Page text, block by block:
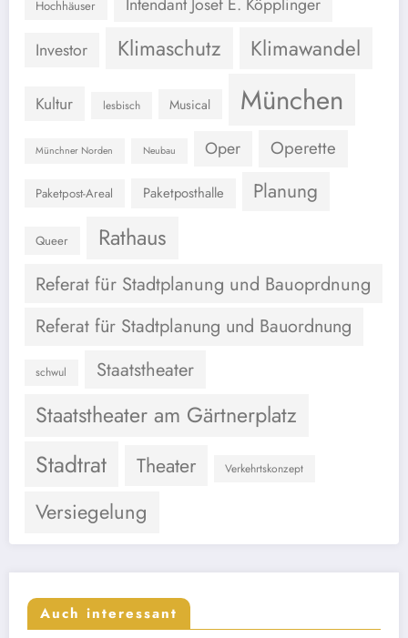
Hochhäuser
Investor
Klimaschutz Klimawandel
Kultur lesbisch Musical München
Münchner Norden Neubau Oper Operette
Paketpost-Areal Paketposthalle Planung
Queer Rathaus
Referat für Stadtplanung und Bauoprdnung
Referat für Stadtplanung und Bauordnung
schwul Staatstheater
Staatstheater am Gärtnerplatz
Stadtrat Theater Verkehrtskonzept
Versiegelung
Auch interessant